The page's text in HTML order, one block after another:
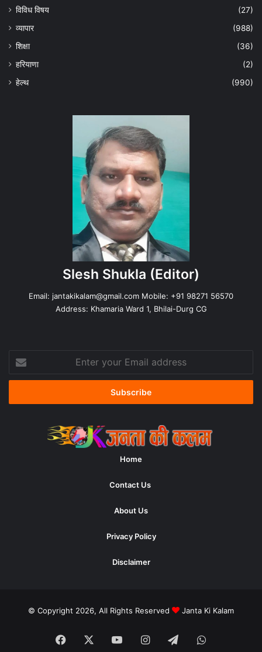
विविध विषय
(27)
व्यापार
(988)
शिक्षा
(36)
हरियाणा
(2)
हेल्‍थ
(990)
Slesh Shukla (Editor)
Email: jantakikalam@gmail.com Mobile: +91 98271 56570
Address: Khamaria Ward 1, Bhilai-Durg CG
your
Email
Home
Contact Us
About Us
Privacy Policy
Disclaimer
© Copyright 2026, All Rights Reserved Janta Ki Kalam
Facebook YouTubeInstagram
TelegramWhatsApp